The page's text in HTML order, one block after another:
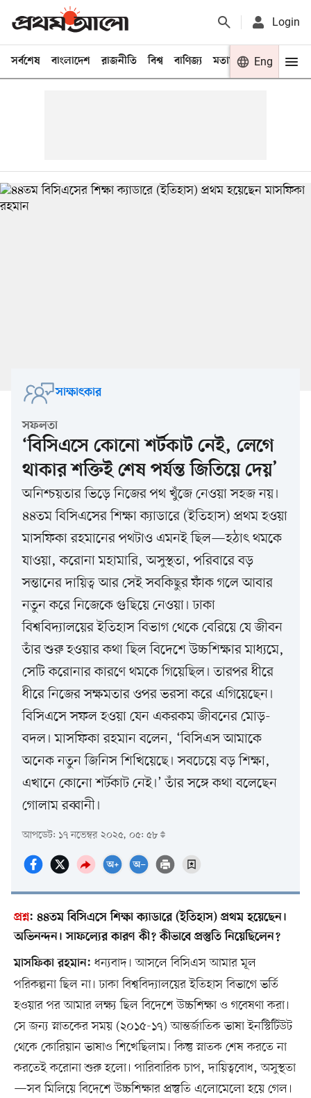
Login
সর্বশেষ বাংলাদেশ রাজনীতি বিশ্ব বাণিজ্য মতামত খেলা
Eng
সাক্ষাৎকার
সফলতা
‘বিসিএসে কোনো শর্টকাট নেই, লেগে
থাকার শক্তিই শেষ পর্যন্ত জিতিয়ে দেয়’
অনিশ্চয়তার ভিড়ে নিজের পথ খুঁজে নেওয়া সহজ নয়।
৪৪তম বিসিএসের শিক্ষা ক্যাডারে (ইতিহাস) প্রথম হওয়া
মাসফিকা রহমানের পথটাও এমনই ছিল—হঠাৎ থমকে
যাওয়া, করোনা মহামারি, অসুস্থতা, পরিবারে বড়
সন্তানের দায়িত্ব আর সেই সবকিছুর ফাঁক গলে আবার
নতুন করে নিজেকে গুছিয়ে নেওয়া। ঢাকা
বিশ্ববিদ্যালয়ের ইতিহাস বিভাগ থেকে বেরিয়ে যে জীবন
তাঁর শুরু হওয়ার কথা ছিল বিদেশে উচ্চশিক্ষার মাধ্যমে,
সেটি করোনার কারণে থমকে গিয়েছিল। তারপর ধীরে
ধীরে নিজের সক্ষমতার ওপর ভরসা করে এগিয়েছেন।
বিসিএসে সফল হওয়া যেন একরকম জীবনের মোড়-
বদল। মাসফিকা রহমান বলেন, ‘বিসিএস আমাকে
অনেক নতুন জিনিস শিখিয়েছে। সবচেয়ে বড় শিক্ষা,
এখানে কোনো শর্টকাট নেই।’ তাঁর সঙ্গে কথা বলেছেন
গোলাম রব্বানী।
আপডেট: ১৭ নভেম্বর ২০২৫, ০৫: ৫৮
প্রশ্ন: ৪৪তম বিসিএসে শিক্ষা ক্যাডারে (ইতিহাস) প্রথম হয়েছেন।
অভিনন্দন। সাফল্যের কারণ কী? কীভাবে প্রস্তুতি নিয়েছিলেন?
মাসফিকা রহমান: ধন্যবাদ। আসলে বিসিএস আমার মূল
পরিকল্পনা ছিল না। ঢাকা বিশ্ববিদ্যালয়ের ইতিহাস বিভাগে ভর্তি
হওয়ার পর আমার লক্ষ্য ছিল বিদেশে উচ্চশিক্ষা ও গবেষণা করা।
সে জন্য স্নাতকের সময় (২০১৫-১৭) আন্তর্জাতিক ভাষা ইনস্টিটিউট
থেকে কোরিয়ান ভাষাও শিখেছিলাম। কিন্তু স্নাতক শেষ করতে না
করতেই করোনা শুরু হলো। পারিবারিক চাপ, দায়িত্ববোধ, অসুস্থতা
—সব মিলিয়ে বিদেশে উচ্চশিক্ষার প্রস্তুতি এলোমেলো হয়ে গেল।